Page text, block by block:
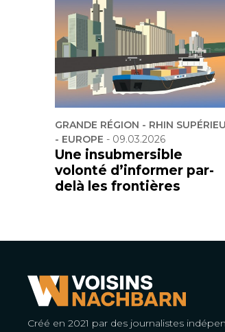
GRANDE RÉGION - RHIN
- EUROPE - 09.03.2026
Une insubmersible
volonté d’informer par-
delà les frontières
Créé en 2021 par des journalistes